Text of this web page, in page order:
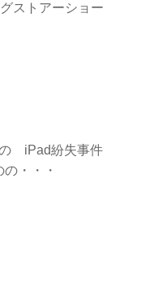
ストアーショー
iPad紛失事件
・・・